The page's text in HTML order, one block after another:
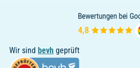
Wir sind bevh geprüft